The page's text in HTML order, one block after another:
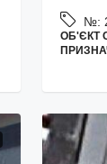
№:
ОБ'ЄКТ